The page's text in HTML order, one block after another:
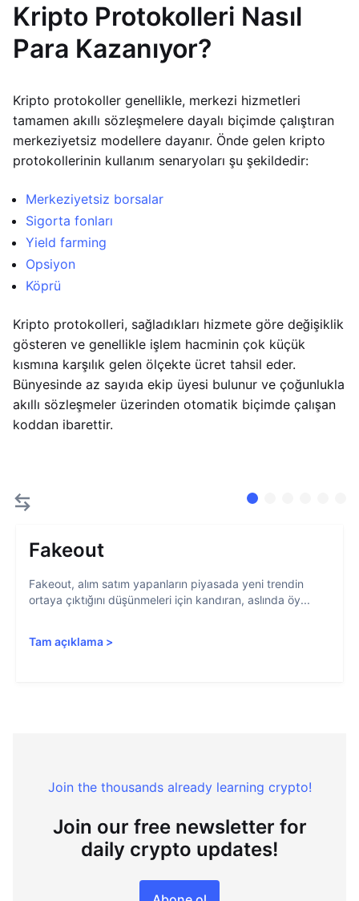
Kripto Protokolleri Nasıl
Para Kazanıyor?
Kripto protokoller genellikle, merkezi hizmetleri
tamamen akıllı sözleşmelere dayalı biçimde çalıştıran
merkeziyetsiz modellere dayanır. Önde gelen kripto
protokollerinin kullanım senaryoları şu şekildedir:
Merkeziyetsiz borsalar
Sigorta fonları
Yield farming
Opsiyon
Köprü
Kripto protokolleri, sağladıkları hizmete göre değişiklik
gösteren ve genellikle işlem hacminin çok küçük
kısmına karşılık gelen ölçekte ücret tahsil eder.
Bünyesinde az sayıda ekip üyesi bulunur ve çoğunlukla
akıllı sözleşmeler üzerinden otomatik biçimde çalışan
koddan ibarettir.
Fakeout
Fakeout, alım satım yapanların piyasada yeni trendin
ortaya çıktığını düşünmeleri için kandıran, aslında öy...
Tam açıklama >
Join the thousands already learning crypto!
Join our free newsletter for
daily crypto updates!